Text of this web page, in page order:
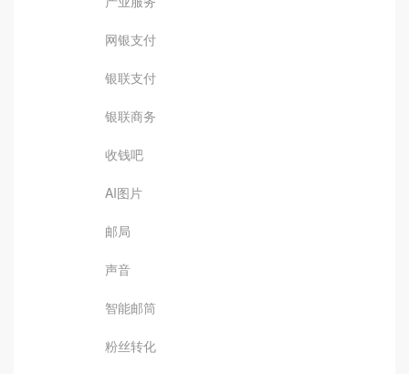
网银支付
银联支付
银联商务
收钱吧
AI图片
邮局
声音
智能邮筒
粉丝转化